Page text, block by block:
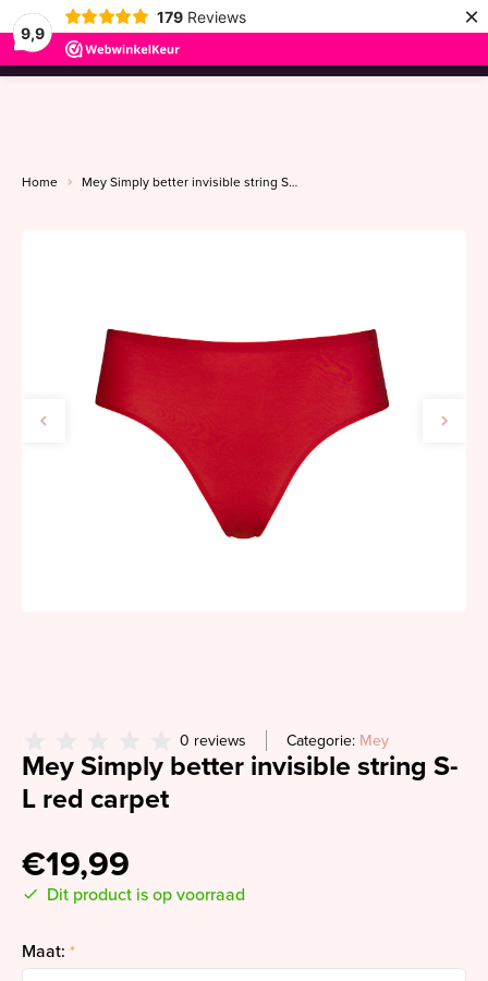
9,9
179 Reviews ×
menu
Home Mey Simply better invisible string S-L red carpet
0 reviews Categorie: Mey
Mey Simply better invisible string S-
L red carpet
€19,99
Dit product is op voorraad
Maat: *